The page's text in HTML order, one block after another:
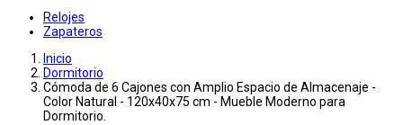
Relojes
Zapateros
Inicio
Dormitorio
Cómoda de 6 Cajones con Amplio Espacio de Almacenaje -
Color Natural - 120x40x75 cm - Mueble Moderno para
Dormitorio.